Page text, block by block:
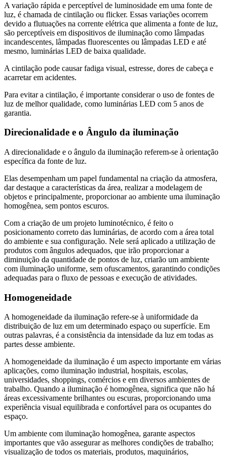
A variação rápida e perceptível de luminosidade em uma fonte de
luz, é chamada de cintilação ou flicker. Essas variações ocorrem
devido a flutuações na corrente elétrica que alimenta a fonte de luz,
são perceptíveis em dispositivos de iluminação como lâmpadas
incandescentes, lâmpadas fluorescentes ou lâmpadas LED e até
mesmo, luminárias LED de baixa qualidade.
A cintilação pode causar fadiga visual, estresse, dores de cabeça e
acarretar em acidentes.
Para evitar a cintilação, é importante considerar o uso de fontes de
luz de melhor qualidade, como luminárias LED com 5 anos de
garantia.
Direcionalidade e o Ângulo da iluminação
A direcionalidade e o ângulo da iluminação referem-se à orientação
específica da fonte de luz.
Elas desempenham um papel fundamental na criação da atmosfera,
dar destaque a características da área, realizar a modelagem de
objetos e principalmente, proporcionar ao ambiente uma iluminação
homogênea, sem pontos escuros.
Com a criação de um projeto luminotécnico, é feito o
posicionamento correto das luminárias, de acordo com a área total
do ambiente e sua configuração. Nele será aplicado a utilização de
produtos com ângulos adequados, que irão proporcionar a
diminuição da quantidade de pontos de luz, criarão um ambiente
com iluminação uniforme, sem ofuscamentos, garantindo condições
adequadas para o fluxo de pessoas e execução de atividades.
Homogeneidade
A homogeneidade da iluminação refere-se à uniformidade da
distribuição de luz em um determinado espaço ou superfície. Em
outras palavras, é a consistência da intensidade da luz em todas as
partes desse ambiente.
A homogeneidade da iluminação é um aspecto importante em várias
aplicações, como iluminação industrial, hospitais, escolas,
universidades, shoppings, comércios e em diversos ambientes de
trabalho. Quando a iluminação é homogênea, significa que não há
áreas excessivamente brilhantes ou escuras, proporcionando uma
experiência visual equilibrada e confortável para os ocupantes do
espaço.
Um ambiente com iluminação homogênea, garante aspectos
importantes que vão assegurar as melhores condições de trabalho;
visualização de todos os materiais, produtos, maquinários,